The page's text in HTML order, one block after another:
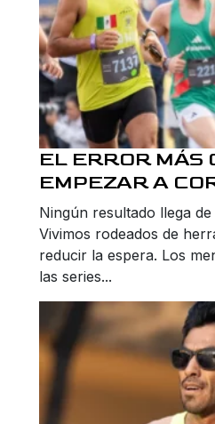
EL ERROR MÁS
EMPEZAR A
Ningún resultado llega
Vivimos rodeados de
reducir la espera. Los
las series...